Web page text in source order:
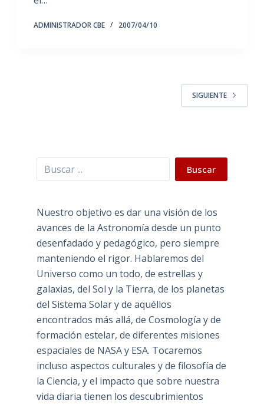
ADMINISTRADOR CBE 2007/04/10
SIGUIENTE
Buscar Buscar
Nuestro objetivo es dar una visión de los
avances de la Astronomía desde un punto
desenfadado y pedagógico, pero siempre
manteniendo el rigor. Hablaremos del
Universo como un todo, de estrellas y
galaxias, del Sol y la Tierra, de los planetas
del Sistema Solar y de aquéllos
encontrados más allá, de Cosmología y de
formación estelar, de diferentes misiones
espaciales de NASA y ESA. Tocaremos
incluso aspectos culturales y de filosofía de
la Ciencia, y el impacto que sobre nuestra
vida diaria tienen los descubrimientos